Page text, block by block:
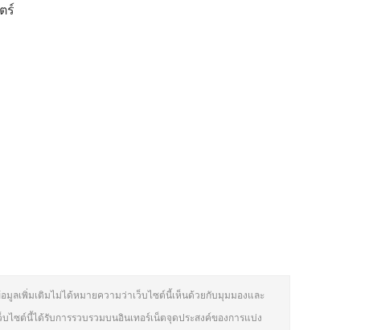
ร์
ลเพิ่มเติมไม่ได้หมายความว่าเว็บไซต์นี้เห็นด้วยกับมุมมองและ
ซต์นี้ได้รับการรวบรวมบนอินเทอร์เน็ตจุดประสงค์ของการแบ่ง